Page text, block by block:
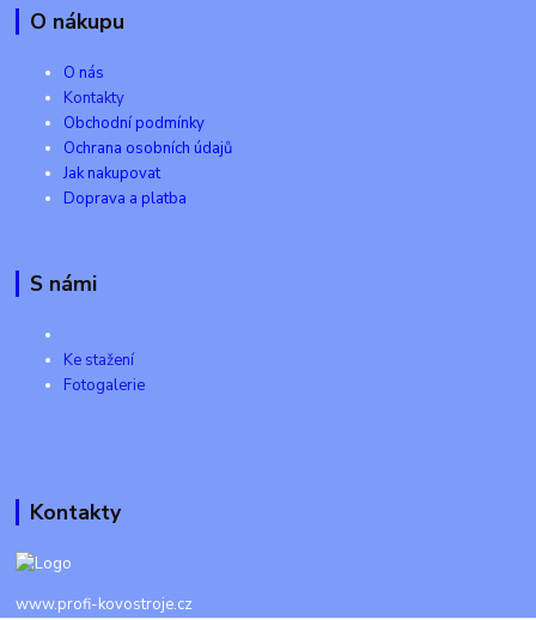
O nákupu
O nás
Kontakty
Obchodní podmínky
Ochrana osobních údajů
Jak nakupovat
Doprava a platba
S námi
Ke stažení
Fotogalerie
Kontakty
www.profi-kovostroje.cz